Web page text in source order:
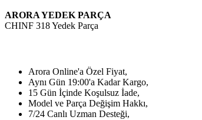
ARORA YEDEK PARÇA
CHINF 318 Yedek Parça
Arora Online'a Özel Fiyat,
Aynı Gün 19:00'a Kadar Kargo,
15 Gün İçinde Koşulsuz İade,
Model ve Parça Değişim Hakkı,
7/24 Canlı Uzman Desteği,